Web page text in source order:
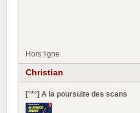
Hors ligne
Christian
[°*°] A la poursuite des scans